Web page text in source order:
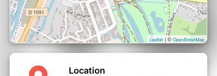
Leaflet | © OpenStreetMap
Location